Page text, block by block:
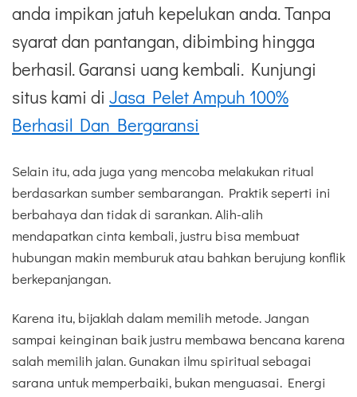
anda impikan jatuh kepelukan anda. Tanpa
syarat dan pantangan, dibimbing hingga
berhasil. Garansi uang kembali. Kunjungi
situs kami di Jasa Pelet Ampuh 100%
Berhasil Dan Bergaransi
Selain itu, ada juga yang mencoba melakukan ritual
berdasarkan sumber sembarangan. Praktik seperti ini
berbahaya dan tidak di sarankan. Alih-alih
mendapatkan cinta kembali, justru bisa membuat
hubungan makin memburuk atau bahkan berujung konflik
berkepanjangan.
Karena itu, bijaklah dalam memilih metode. Jangan
sampai keinginan baik justru membawa bencana karena
salah memilih jalan. Gunakan ilmu spiritual sebagai
sarana untuk memperbaiki, bukan menguasai. Energi